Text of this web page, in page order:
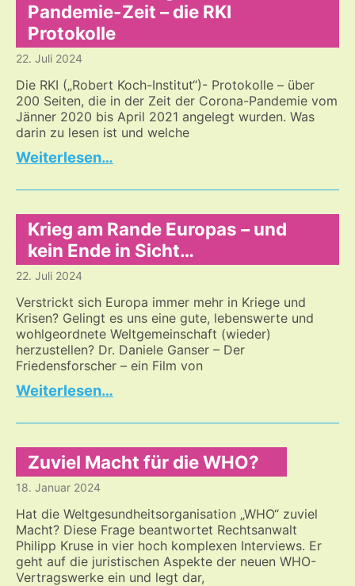
außergewöhnliche
MusikerInnen
Pandemie-Zeit – die RKI
Protokolle
22. Juli 2024
Die RKI („Robert Koch-Institut“)- Protokolle – über
200 Seiten, die in der Zeit der Corona-Pandemie vom
Jänner 2020 bis April 2021 angelegt wurden. Was
darin zu lesen ist und welche
…
der
Pandemie-
Zeit
–
RKI
Protokolle
Krieg am Rande Europas – und
kein Ende in Sicht…
22. Juli 2024
Verstrickt sich Europa immer mehr in Kriege und
Krisen? Gelingt es uns eine gute, lebenswerte und
wohlgeordnete Weltgemeinschaft (wieder)
herzustellen? Dr. Daniele Ganser – Der
Friedensforscher – ein Film von
…
Rande
–
und
Ende
in
Sicht…
Zuviel Macht für die WHO?
18. Januar 2024
Hat die Weltgesundheitsorganisation „WHO“ zuviel
Macht? Diese Frage beantwortet Rechtsanwalt
Philipp Kruse in vier hoch komplexen Interviews. Er
geht auf die juristischen Aspekte der neuen WHO-
Vertragswerke ein und legt dar,